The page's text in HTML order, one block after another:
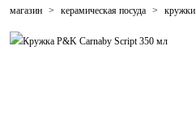
магазин > керамическая посуда > кружки